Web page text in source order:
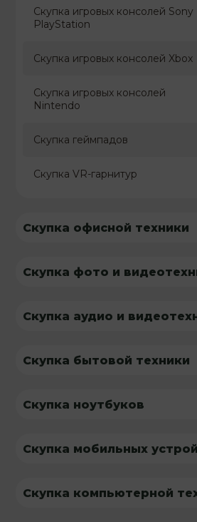
Скупка игровых консолей Sony
PlayStation
Скупка игровых консолей Xbox
Скупка игровых консолей
Nintendo
Скупка геймпадов
Скупка VR-гарнитур
Скупка офисной техники
Скупка фото и
Скупка аудио и
Скупка бытовой техники
Скупка ноутбуков
Скупка мобильных
Скупка компьютерной